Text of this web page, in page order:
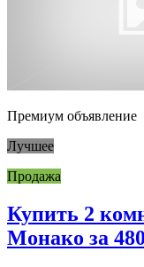
Премиум объявление
Лучшее
Продажа
Купить 2
Монако за